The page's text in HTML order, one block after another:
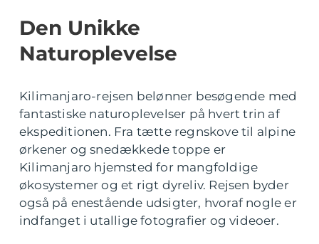
Den Unikke
Naturoplevelse
Kilimanjaro-rejsen belønner besøgende med
fantastiske naturoplevelser på hvert trin af
ekspeditionen. Fra tætte regnskove til alpine
ørkener og snedækkede toppe er
Kilimanjaro hjemsted for mangfoldige
økosystemer og et rigt dyreliv. Rejsen byder
også på enestående udsigter, hvoraf nogle er
indfanget i utallige fotografier og videoer.